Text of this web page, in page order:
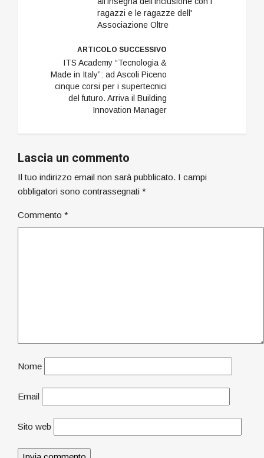
ragazzi e le ragazze dell'
Associazione Oltre
ARTICOLO SUCCESSIVO
ITS Academy “Tecnologia &
Made in Italy”: ad Ascoli Piceno
cinque corsi per i supertecnici
del futuro. Arriva il Building
Innovation Manager
Lascia un commento
Il tuo indirizzo email non sarà pubblicato. I campi
obbligatori sono contrassegnati *
Commento *
Nome
Email
Sito web